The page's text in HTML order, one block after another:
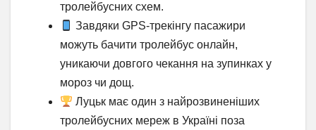
тролейбусних схем.
Завдяки GPS-трекінгу пасажири
можуть бачити тролейбус онлайн,
уникаючи довгого чекання на зупинках у
мороз чи дощ.
Луцьк має один з найрозвиненіших
тролейбусних мереж в Україні поза